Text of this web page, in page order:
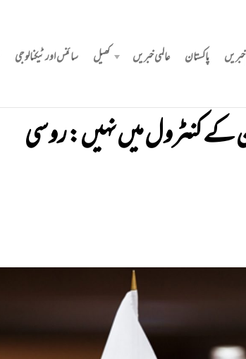
پاکستان عالمی خبریں کھیل سائنس اور ٹیکنالوجی
کے کنٹرول میں نہیں: روسی